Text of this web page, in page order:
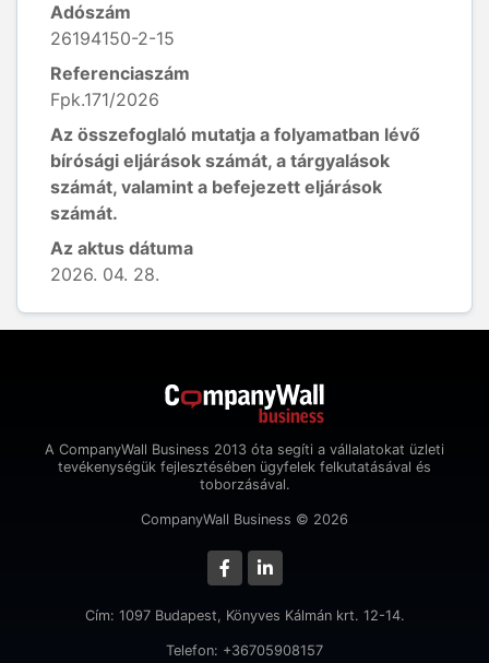
Adószám
26194150-2-15
Referenciaszám
Fpk.171/2026
Az összefoglaló mutatja a folyamatban lévő
bírósági eljárások számát, a tárgyalások
számát, valamint a befejezett eljárások
számát.
Az aktus dátuma
2026. 04. 28.
A CompanyWall Business 2013 óta segíti a vállalatokat üzleti
tevékenységük fejlesztésében ügyfelek felkutatásával és
toborzásával.
CompanyWall Business © 2026
Cím: 1097 Budapest, Könyves Kálmán krt. 12-14.
Telefon: +36705908157